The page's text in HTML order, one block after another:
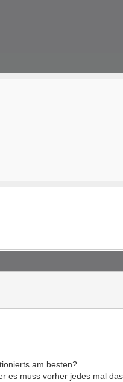
am besten?
es muss vorher jedes mal